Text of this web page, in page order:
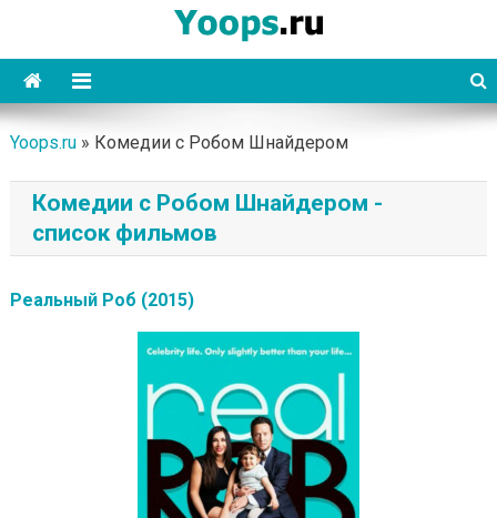
content
Yoops
Yoops.ru» Комедии с Робом Шнайдером
Комедии с Робом Шнайдером -
список фильмов
Реальный Роб (2015)